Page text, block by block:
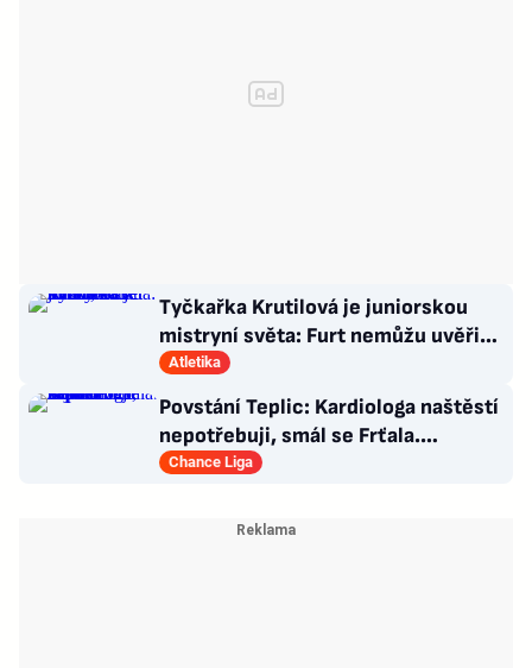
Tyčkařka Krutilová je juniorskou
mistryní světa: Furt nemůžu uvěřit,
co se stalo!
Atletika
Povstání Teplic: Kardiologa naštěstí
nepotřebuji, smál se Frťala.
Promluvil o zájmu Plzně
Chance Liga